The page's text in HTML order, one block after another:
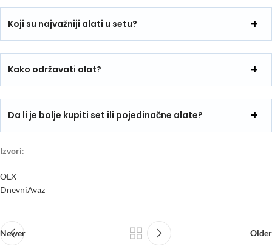
Koji su najvažniji alati u setu?
Kako održavati alat?
Da li je bolje kupiti set ili pojedinačne alate?
Izvori:
OLX
DnevniAvaz
Newer Older